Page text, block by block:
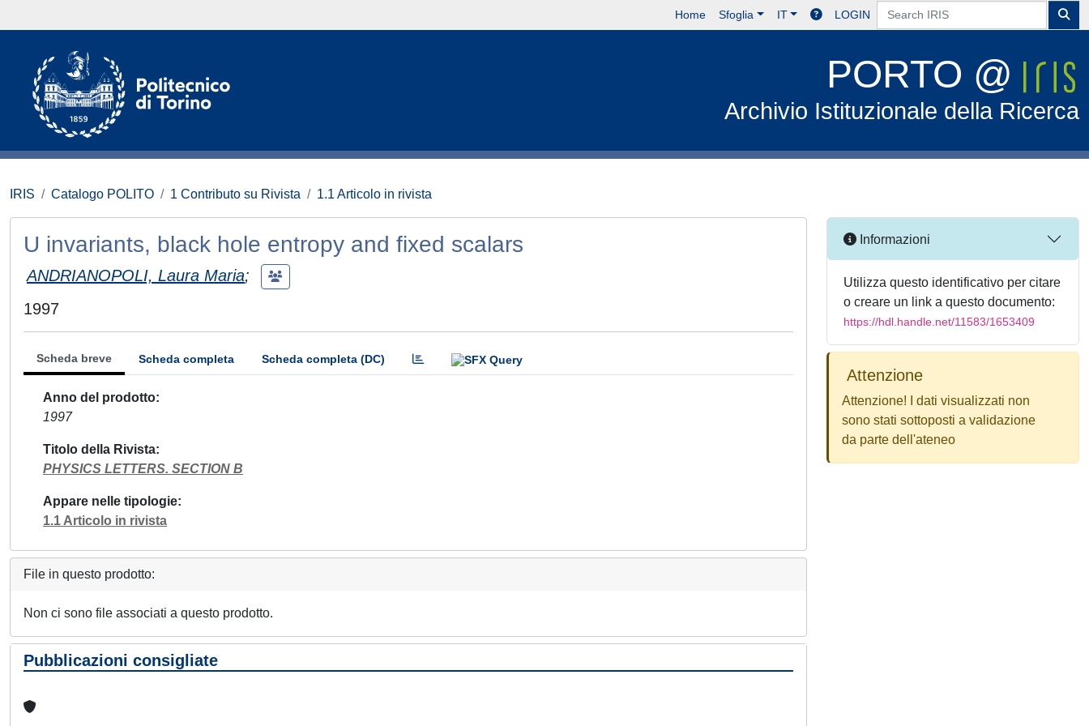
Home Sfoglia IT LOGIN
PORTO @
Archivio Istituzionale della Ricerca
IRIS Catalogo POLITO 1 Contributo su Rivista 1.1 Articolo in rivista
U invariants, black hole entropy and fixed scalars
ANDRIANOPOLI, Laura Maria;
1997
Scheda breve Scheda completa Scheda completa (DC)
Anno del prodotto
1997
Titolo della Rivista
PHYSICS LETTERS. SECTION B
Appare nelle tipologie
1.1 Articolo in rivista
File in questo prodotto:
Non ci sono file associati a questo prodotto.
Pubblicazioni consigliate
Informazioni
Utilizza questo identificativo per citare
o creare un link a questo documento:
https://hdl.handle.net/11583/1653409
Attenzione
Attenzione! I dati visualizzati non
sono stati sottoposti a validazione
da parte dell'ateneo